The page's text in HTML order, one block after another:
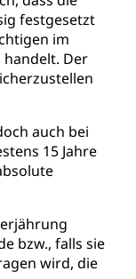
festgesetzt
im
handelt. Der
auch bei
15 Jahre
bzw., falls sie
wird, die
Jahr
Kartell,